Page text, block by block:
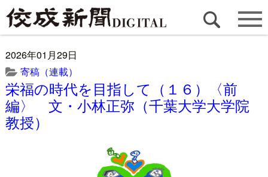
2026年01月29日
寄稿（連載）
栄福の時代を目指して（１６）〈前
編〉 文・小林正弥（千葉大学大学院
教授）